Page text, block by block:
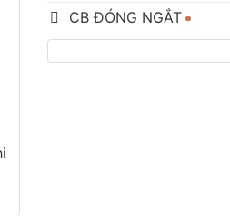
CB ĐÓNG NGẮT